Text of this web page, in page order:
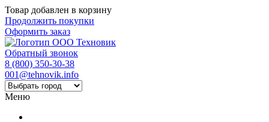
Товар добавлен в корзину
Продолжить покупки
Оформить заказ
Обратный звонок
8 (800) 350-30-38
001@tehnovik.info
Меню